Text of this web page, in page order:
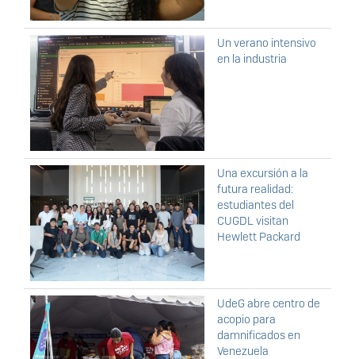
Un verano intensivo
en la industria
Una excursión a la
futura realidad:
estudiantes del
CUGDL visitan
Hewlett Packard
UdeG abre centro de
acopio para
damnificados en
Venezuela